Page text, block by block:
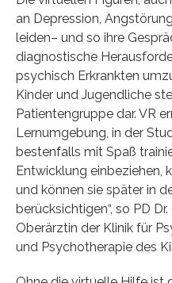
an Depression,
leiden– und so ihre
diagnostische
psychisch Erkrankten
Kinder und Jugendliche
Patientengruppe dar. VR
Lernumgebung, in der
bestenfalls mit Spaß
Entwicklung einbeziehen,
und können sie später in
berücksichtigen“, so PD
Oberärztin der Klinik für
und Psychotherapie des